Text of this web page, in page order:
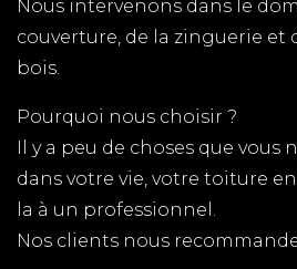
POSE DE
CHARENTE
TPG RENOVATION spécialiste
fenêtres, fabrication de
tous autres travaux de
Maritime (17)
RENOVATION
Nous intervenons dans le
couverture, de la zinguerie et
bois.
Pourquoi nous choisir ?
Il y a peu de choses que vous
dans votre vie, votre toiture
la à un professionnel.
Nos clients nous